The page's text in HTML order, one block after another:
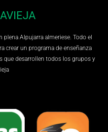
plena Alpujarra almeriese. Todo el
crear un programa de enseñanza
que desarrollen todos los grupos y